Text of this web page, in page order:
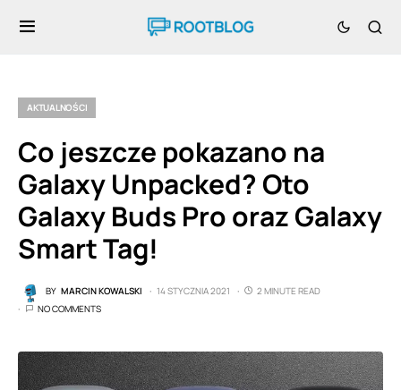
AKTUALNOŚCI
Co jeszcze pokazano na
Galaxy Unpacked? Oto
Galaxy Buds Pro oraz Galaxy
Smart Tag!
BY MARCIN KOWALSKI 14 STYCZNIA 2021
2 MINUTE READ
NO COMMENTS